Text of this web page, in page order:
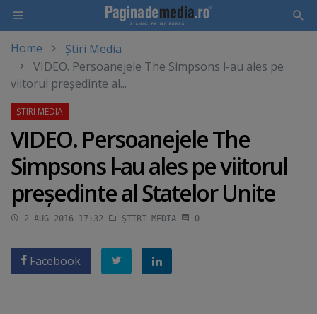
main
content
Home
Știri Media
VIDEO. Persoanejele The Simpsons l-au ales pe
viitorul preşedinte al...
VIDEO. Persoanejele The
Simpsons l-au ales pe viitorul
preşedinte al Statelor Unite
2 AUG 2016 17:32 ȘTIRI MEDIA 0
Facebook